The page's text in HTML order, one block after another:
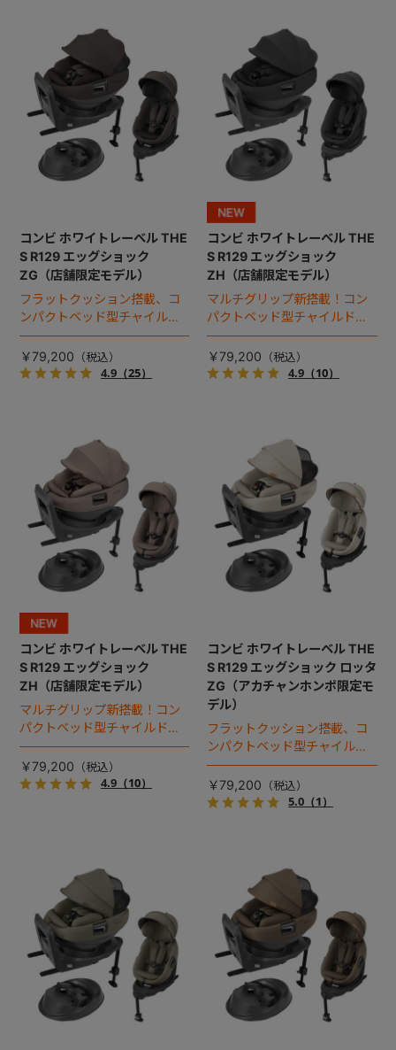
コンビ ホワイトレーベル THE
S R129 エッグショック
ZG（店舗限定モデル）
フラットクッション搭載、コ
ンパクトベッド型チャイルド
シート（2025年モデル）。
￥79,200
4.9（25）
コンビ ホワイトレーベル THE
S R129 エッグショック
ZH（店舗限定モデル）
マルチグリップ新搭載！コン
パクトベッド型チャイルドシ
ート（2026年モデル）。
￥79,200
4.9（10）
コンビ ホワイトレーベル THE
S R129 エッグショック
ZH（店舗限定モデル）
マルチグリップ新搭載！コン
パクトベッド型チャイルドシ
ート（2026年モデル）。
￥79,200
4.9（10）
コンビ ホワイトレーベル THE
S R129 エッグショック ロッタ
ZG（アカチャンホンポ限定モ
デル）
フラットクッション搭載、コ
ンパクトベッド型チャイルド
シート（2025年モデル）。
￥79,200
5.0（1）